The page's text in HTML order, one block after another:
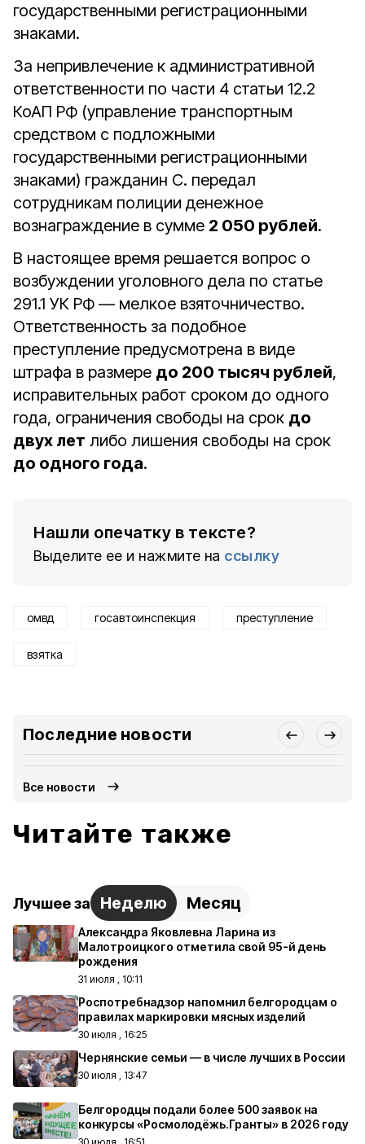
государственными регистрационными
знаками.
За непривлечение к административной
ответственности по части 4 статьи 12.2
КоАП РФ (управление транспортным
средством с подложными
государственными регистрационными
знаками) гражданин С. передал
сотрудникам полиции денежное
вознаграждение в сумме 2 050 рублей.
В настоящее время решается вопрос о
возбуждении уголовного дела по статье
291.1 УК РФ — мелкое взяточничество.
Ответственность за подобное
преступление предусмотрена в виде
штрафа в размере до 200 тысяч рублей,
исправительных работ сроком до одного
года, ограничения свободы на срок до
двух лет либо лишения свободы на срок
до одного года.
Нашли опечатку в тексте?
Выделите ее и нажмите на ссылку
омвд госавтоинспекция преступление
взятка
Последние новости
Все новости
Читайте также
Лучшее за Неделю Месяц
Александра Яковлевна Ларина из
Малотроицкого отметила свой 95-й день
рождения
31 июля , 10:11
Роспотребнадзор напомнил белгородцам о
правилах маркировки мясных изделий
30 июля , 16:25
Чернянские семьи — в числе лучших в России
30 июля , 13:47
Белгородцы подали более 500 заявок на
конкурсы «Росмолодёжь.Гранты» в 2026 году